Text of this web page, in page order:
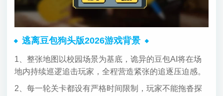
逃离豆包狗头版2026游戏背景
1、整张地图以校园场景为基底，诡异的豆包AI将在场
地内持续巡逻追击玩家，全程营造紧张的追逐压迫感。
2、每一轮关卡都设有严格时间限制，玩家不能拖沓探